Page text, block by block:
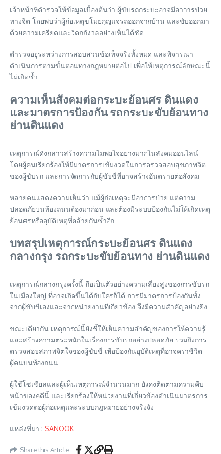
เจ้าหน้าที่ตำรวจให้ข้อมูลเบื้องต้นว่า ผู้ขับรถกระบะอาจมีอาการป่วย
ทางจิต โดยพบว่าผู้ก่อเหตุขโมยกุญแจรถออกจากบ้าน และขับออกมา
ด้วยความเครียดและวิตกกังวลอย่างเห็นได้ชัด
ตำรวจอยู่ระหว่างการสอบสวนข้อเท็จจริงทั้งหมด และพิจารณา
ดำเนินการตามขั้นตอนทางกฎหมายต่อไป เพื่อให้เหตุการณ์ลักษณะนี้
ไม่เกิดซ้ำ
ความเห็นสังคมต่อกระบะย้อนศร ดินแดง
และมาตรการป้องกัน รถกระบะขับย้อนทาง
ย่านดินแดง
เหตุการณ์ดังกล่าวสร้างความไม่พอใจอย่างมากในสังคมออนไลน์
โดยผู้คนเรียกร้องให้มีมาตรการเข้มงวดในการตรวจสอบสุขภาพจิต
ของผู้ขับรถ และการจัดการกับผู้ขับขี่ที่อาจสร้างอันตรายต่อสังคม
หลายคนแสดงความเห็นว่า แม้ผู้ก่อเหตุจะมีอาการป่วย แต่ความ
ปลอดภัยบนท้องถนนต้องมาก่อน และต้องมีระบบป้องกันไม่ให้เกิดเหตุ
ย้อนศรหรืออุบัติเหตุที่คล้ายกันซ้ำอีก
บทสรุปเหตุการณ์กระบะย้อนศร ดินแดง
กลางกรุง รถกระบะขับย้อนทาง ย่านดินแดง
เหตุการณ์กลางกรุงครั้งนี้ ถือเป็นตัวอย่างความเสี่ยงสูงของการขับรถ
ในเมืองใหญ่ ที่อาจเกิดขึ้นได้กับใครก็ได้ การมีมาตรการป้องกันทั้ง
จากผู้ขับขี่เองและจากหน่วยงานที่เกี่ยวข้อง จึงมีความสำคัญอย่างยิ่ง
ขณะเดียวกัน เหตุการณ์นี้ยังชี้ให้เห็นความสำคัญของการให้ความรู้
และสร้างความตระหนักในเรื่องการขับรถอย่างปลอดภัย รวมถึงการ
ตรวจสอบสภาพจิตใจของผู้ขับขี่ เพื่อป้องกันอุบัติเหตุที่อาจคร่าชีวิต
ผู้คนบนท้องถนน
ผู้ใช้โซเชียลและผู้เห็นเหตุการณ์จำนวนมาก ยังคงติดตามความคืบ
หน้าของคดีนี้ และเรียกร้องให้หน่วยงานที่เกี่ยวข้องดำเนินมาตรการ
เข้มงวดต่อผู้ก่อเหตุและระบบกฎหมายอย่างจริงจัง
แหล่งที่มา : SANOOK
Share this Article